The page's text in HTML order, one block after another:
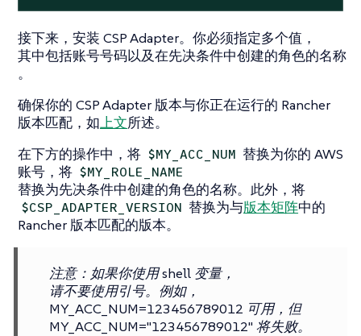
接下来，安装 CSP Adapter。你必须指定多个值，
其中包括账号号码以及在先决条件中创建的角色的名称
。
确保你的 CSP Adapter 版本与你正在运行的 Rancher
版本匹配，如上文所述。
在下方的操作中，将 $MY_ACC_NUM 替换为你的 AWS
账号，将 $MY_ROLE_NAME
替换为先决条件中创建的角色的名称。此外，将
$CSP_ADAPTER_VERSION 替换为与版本矩阵中的
Rancher 版本匹配的版本。
注意：如果你使用 shell 变量，
请不要使用引号。例如，
MY_ACC_NUM=123456789012 可用，但
MY_ACC_NUM="123456789012" 将失败。